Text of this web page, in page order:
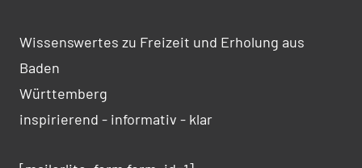
Wissenswertes zu Freizeit und Erholung aus
Baden
Württemberg
inspirierend - informativ - klar